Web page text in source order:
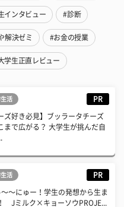
インタビュー #診断
解決ゼミ #お金の授業
学生正直レビュー
活 PR
ズ好き必見】ブッラータチーズ
まで広がる？ 大学生が挑んだ自
活 PR
〜にゅー！学生の発想から生ま
Jミルク×キョーソウPROJE...